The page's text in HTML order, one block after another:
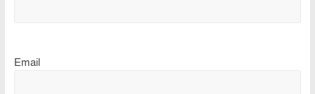
Email